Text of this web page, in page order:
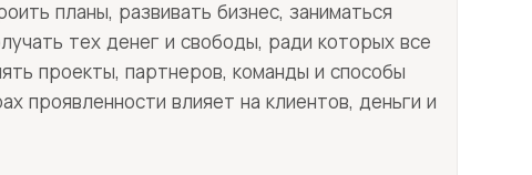
планы, развивать бизнес, заниматься
тех денег и свободы, ради которых все
проекты, партнеров, команды и способы
проявленности влияет на клиентов, деньги и